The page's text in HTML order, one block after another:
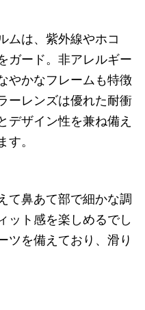
ムは、紫外線やホコ
ガード。非アレルギー
やかなフレームも特徴
ーレンズは優れた耐衝
デザイン性を兼ね備え
す。
て鼻あて部で細かな調
ット感を楽しめるでし
ツを備えており、滑り